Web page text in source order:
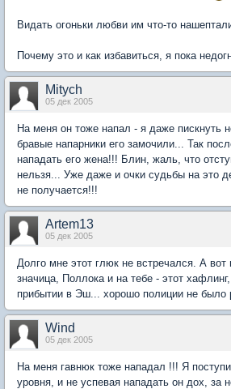
Видать огоньки любви им что-то
Почему это и как избавиться, я пока
Mitych
05 дек 2005
На меня он тоже напал - я даже пискнуть
бравые напарники его замочили... Так
нападать его жена!!! Блин, жаль, что
нельзя... Уже даже и очки судьбы на это
не получается!!!
Artem13
05 дек 2005
Долго мне этот глюк не встречался. А вот
значица, Поллока и на тебе - этот
прибытии в Эш... хорошо полиции не было
Wind
05 дек 2005
На меня гавнюк тоже нападал !!! Я
уровня, и не успевая нападать он дох, за